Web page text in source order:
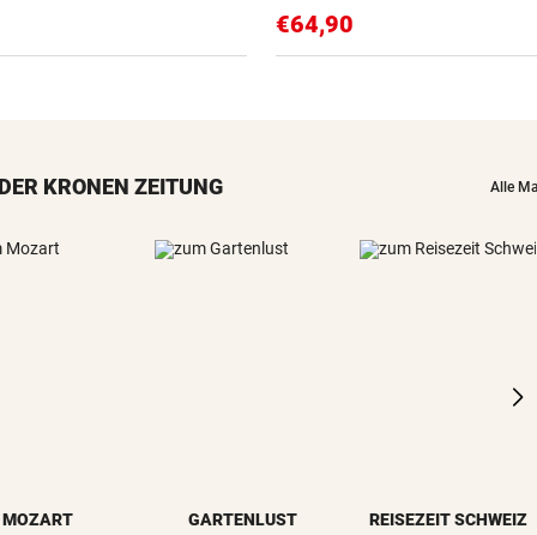
€64,90
KRONEN ZEITUNG Alle
MOZART GARTENLUST REISEZEIT SCHWEIZ